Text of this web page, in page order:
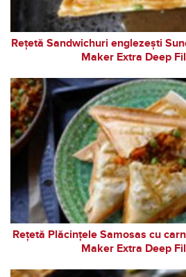
Rețetă Sandwichuri englezești
Maker Extra Deep
Rețetă Plăcințele Samosas cu
Maker Extra Deep